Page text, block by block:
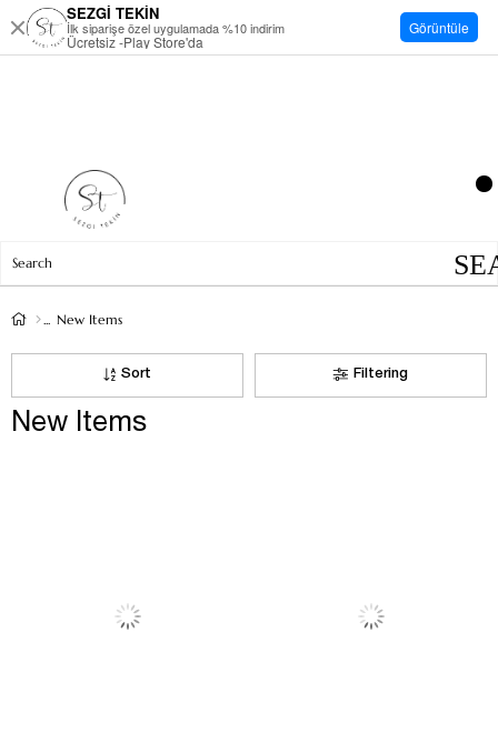
New Items
Filtering
Sort
New Items
SEZGİ TEKİN
İlk siparişe özel uygulamada %10 indirim
Ücretsiz -Play Store'da
Görüntüle